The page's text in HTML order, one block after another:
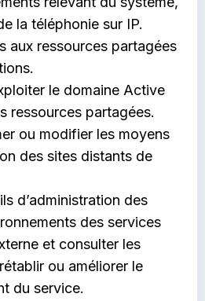
la téléphonie sur IP.
aux ressources partagées
le domaine Active
ressources partagées.
ou modifier les moyens
des sites distants de
d’administration des
des services
et consulter les
ou améliorer le
du service.